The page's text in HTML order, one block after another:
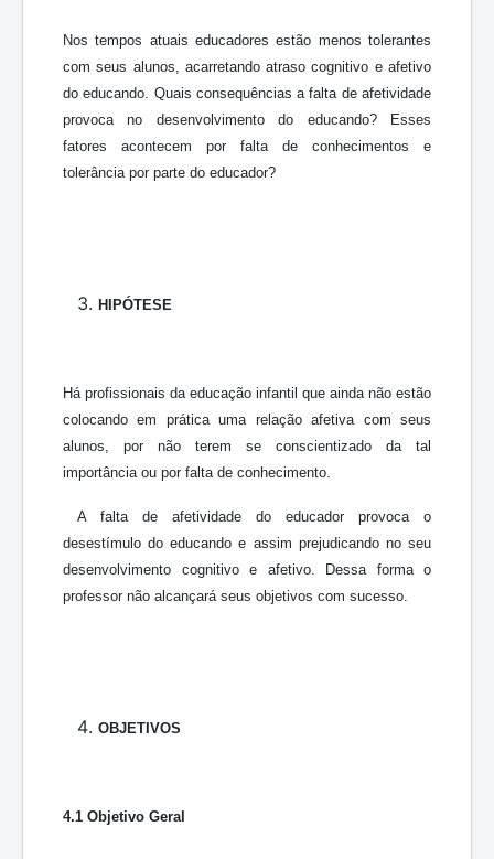
Nos tempos atuais educadores estão menos tolerantes
com seus alunos, acarretando atraso cognitivo e afetivo
do educando. Quais consequências a falta de afetividade
provoca no desenvolvimento do educando? Esses
fatores acontecem por falta de conhecimentos e
tolerância por parte do educador?
HIPÓTESE
Há profissionais da educação infantil que ainda não estão
colocando em prática uma relação afetiva com seus
alunos, por não terem se conscientizado da tal
importância ou por falta de conhecimento.
A falta de afetividade do educador provoca o
desestímulo do educando e assim prejudicando no seu
desenvolvimento cognitivo e afetivo. Dessa forma o
professor não alcançará seus objetivos com sucesso.
OBJETIVOS
4.1 Objetivo Geral